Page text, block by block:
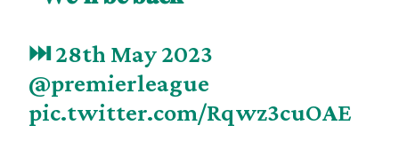
⏭️ 28th May 2023
@premierleague
pic.twitter.com/Rqwz3cuOAE